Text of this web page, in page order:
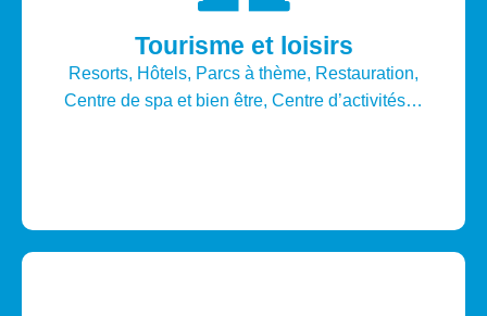
Tourisme et loisirs
Resorts, Hôtels, Parcs à thème, Restauration,
Centre de spa et bien être, Centre d’activités…
Nos solutions
Communications unifiées, Signalétique
numérique, Equipements multimédia,
Domotique, Contrôle d’accès et